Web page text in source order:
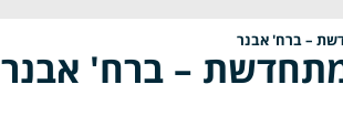
– ברח' אבנר
– ברח' אבנר